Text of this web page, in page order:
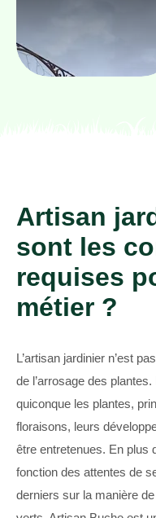
Artisan
sont les
requises
métier ?
L’artisan jardinier n’est
de l’arrosage des
quiconque les plantes,
floraisons, leurs
être entretenues. En plus
fonction des attentes de
derniers sur la manière